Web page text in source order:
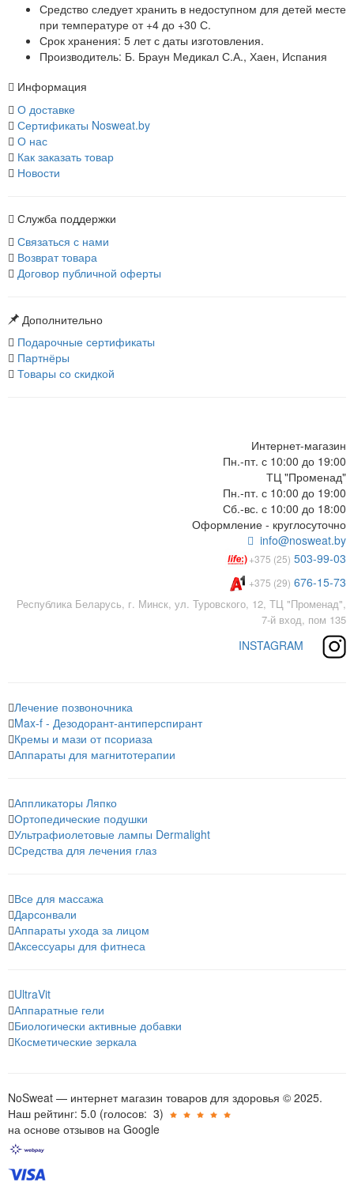
Средство следует хранить в недоступном для детей месте
при температуре от +4 до +30 С.
Срок хранения: 5 лет с даты изготовления.
Производитель: Б. Браун Медикал С.А., Хаен, Испания
Информация
О доставке
Сертификаты Nosweat.by
О нас
Как заказать товар
Новости
Служба поддержки
Связаться с нами
Возврат товара
Договор публичной оферты
Дополнительно
Подарочные сертификаты
Партнёры
Товары со скидкой
Интернет-магазин
Пн.-пт. с 10:00 до 19:00
ТЦ "Променад"
Пн.-пт. с 10:00 до 19:00
Сб.-вс. с 10:00 до 18:00
Оформление - круглосуточно
info@nosweat.by
+375 (25) 503-99-03
+375 (29) 676-15-73
Республика Беларусь, г. Минск, ул. Туровского, 12, ТЦ "Променад",
7-й вход, пом 135
INSTAGRAM
Лечение позвоночника
Max-f - Дезодорант-антиперспирант
Кремы и мази от псориаза
Аппараты для магнитотерапии
Аппликаторы Ляпко
Ортопедические подушки
Ультрафиолетовые лампы Dermalight
Средства для лечения глаз
Все для массажа
Дарсонвали
Аппараты ухода за лицом
Аксессуары для фитнеса
UltraVit
Аппаратные гели
Биологически активные добавки
Косметические зеркала
NoSweat — интернет магазин товаров для здоровья © 2025.
Наш рейтинг: 5.0 (голосов: 3)
на основе отзывов на Google